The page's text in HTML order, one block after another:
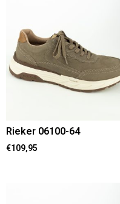
Rieker 06100-64
€109,95